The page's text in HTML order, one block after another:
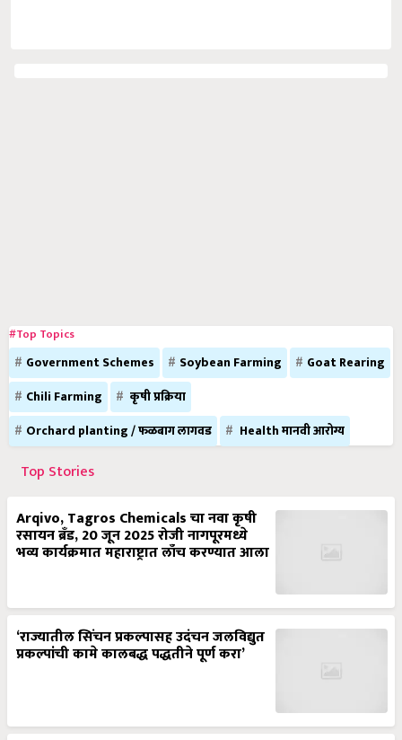
#Top Topics
Government Schemes Soybean Farming
Goat Rearing
Chili Farming
कृषी प्रक्रिया
Orchard planting / फळबाग लागवड
Health मानवी आरोग्य
Top Stories
Arqivo, Tagros Chemicals चा नवा कृषी
रसायन ब्रँड, 20 जून 2025 रोजी नागपूरमध्ये
भव्य कार्यक्रमात महाराष्ट्रात लाँच करण्यात आला
‘राज्यातील सिंचन प्रकल्पासह उदंचन जलविद्युत
प्रकल्पांची कामे कालबद्ध पद्धतीने पूर्ण करा’